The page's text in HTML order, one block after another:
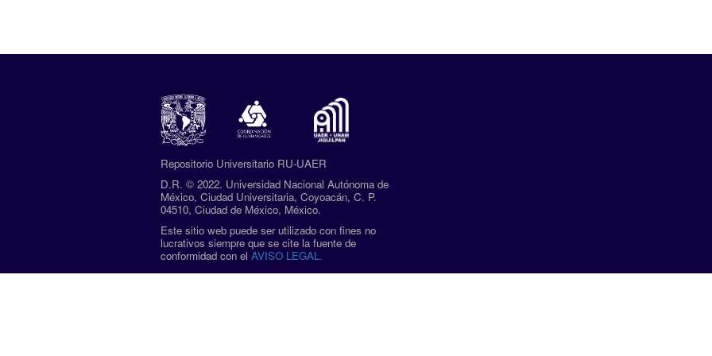
Repositorio Universitario RU-UAER
D.R. © 2022. Universidad Nacional Autónoma de
México, Ciudad Universitaria, Coyoacán, C. P.
04510, Ciudad de México, México.
Este sitio web puede ser utilizado con fines no
lucrativos siempre que se cite la fuente de
conformidad con el AVISO LEGAL.